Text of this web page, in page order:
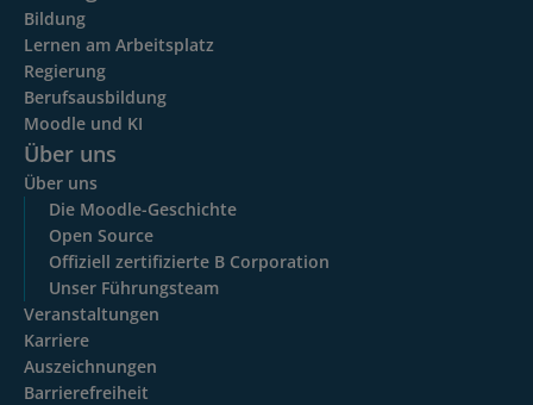
Bildung
Lernen am Arbeitsplatz
Regierung
Berufsausbildung
Moodle und KI
Über uns
Über uns
Die Moodle-Geschichte
Open Source
Offiziell zertifizierte B Corporation
Unser Führungsteam
Veranstaltungen
Karriere
Auszeichnungen
Barrierefreiheit